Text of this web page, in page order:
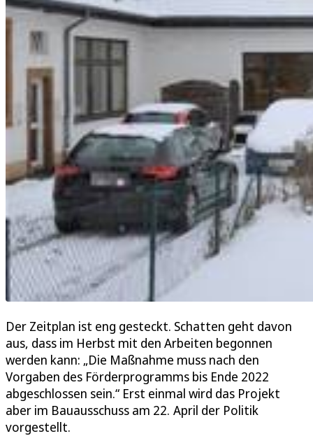
Der Zeitplan ist eng gesteckt. Schatten geht davon
aus, dass im Herbst mit den Arbeiten begonnen
werden kann: „Die Maßnahme muss nach den
Vorgaben des Förderprogramms bis Ende 2022
abgeschlossen sein.“ Erst einmal wird das Projekt
aber im Bauausschuss am 22. April der Politik
vorgestellt.